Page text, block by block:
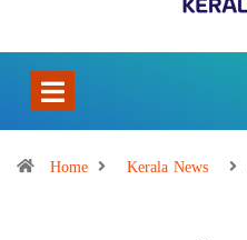
Home Kerala News